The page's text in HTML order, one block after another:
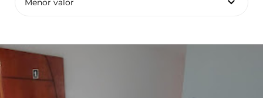
Menor valor